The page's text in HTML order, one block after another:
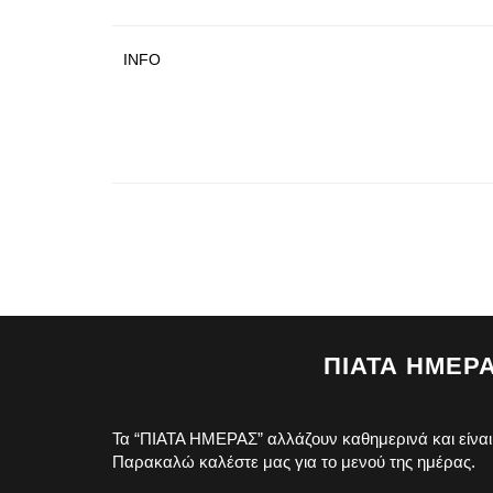
INFO
ΠΙΑΤΑ
Τα “ΠΙΑΤΑ ΗΜΕΡΑΣ” αλλάζουν καθημερινά και είναι
Παρακαλώ καλέστε μας για το μενού της ημέρας.